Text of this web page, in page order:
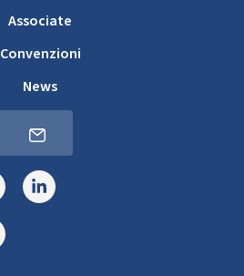
Associate
Convenzioni
News